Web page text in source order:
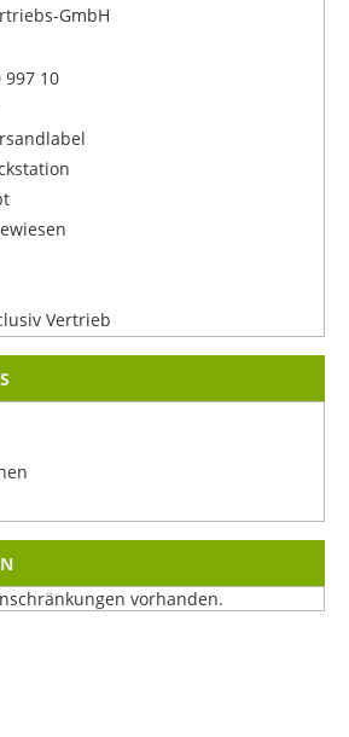
GmbH
997 10
Vertrieb
vorhanden.